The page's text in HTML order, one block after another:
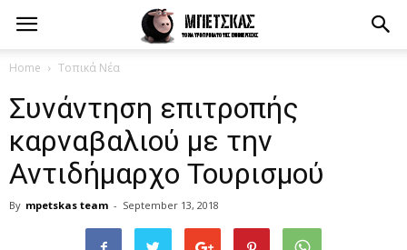
Home Τοπικά Νέα
Συνάντηση επιτροπής
καρναβαλιού με την
Αντιδήμαρχο Τουρισμού
By mpetskas team - September 13, 2018